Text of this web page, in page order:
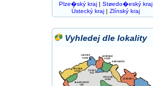
Plze�ský kraj| Støedo�eský kraj
Ústecký kraj| Zlínský kraj
Vyhledej dle lokality